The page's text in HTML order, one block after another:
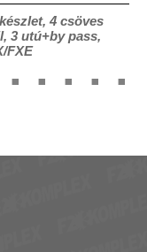
4 csöves
3 utú+by pass,
FXE